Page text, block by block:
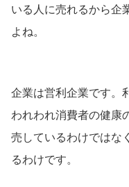
いる人に売れるから企
よね。
企業は営利企業です。
われわれ消費者の健康
売しているわけではな
るわけです。